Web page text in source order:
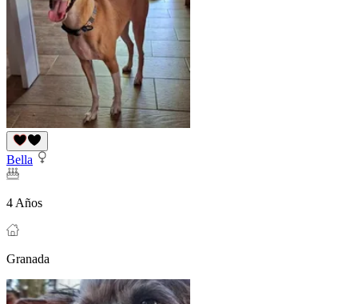
Bella
4 Años
Granada